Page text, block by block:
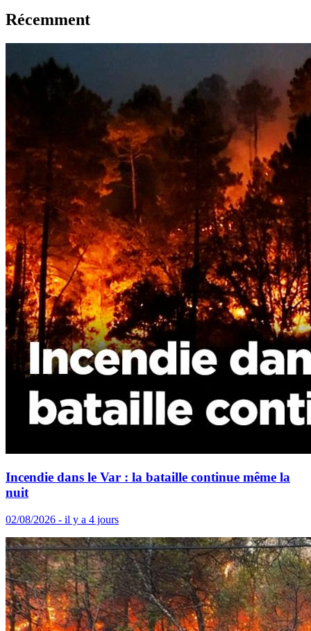
Récemment
Incendie dans le Var : la bataille continue même la
nuit
02/08/2026 - il y a 4 jours